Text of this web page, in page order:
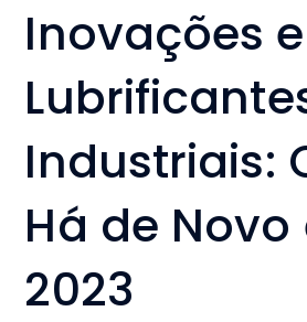
Inovações
Industriais:
Há de Novo
2023